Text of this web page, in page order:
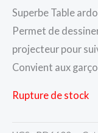
Superbe Table
Permet de
projecteur pour
Convient aux
Rupture de stock